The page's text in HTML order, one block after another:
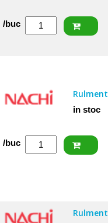
Cantitate
NACHI
C3
/buc
Rulment
in stoc
Cantitate
NACHI
/buc
Rulment